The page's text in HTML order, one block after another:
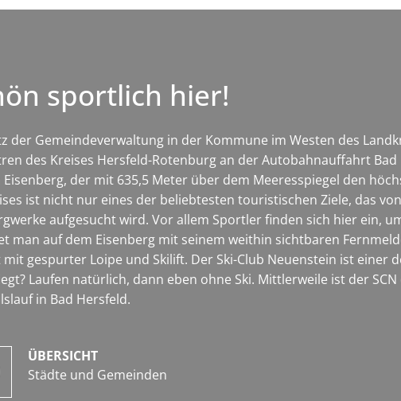
sportlich hier!
Gemeindeverwaltung in der Kommune im Westen des
des Kreises Hersfeld-Rotenburg an der Autobahnauffahrt
der mit 635,5 Meter über dem Meeresspiegel den
ist nicht nur eines der beliebtesten touristischen Ziele, das
aufgesucht wird. Vor allem Sportler finden sich hier ein,
man auf dem Eisenberg mit seinem weithin sichtbaren
gespurter Loipe und Skilift. Der Ski-Club Neuenstein ist einer
Laufen natürlich, dann eben ohne Ski. Mittlerweile ist der
in Bad Hersfeld.
ÜBERSICHT
Städte und Gemeinden